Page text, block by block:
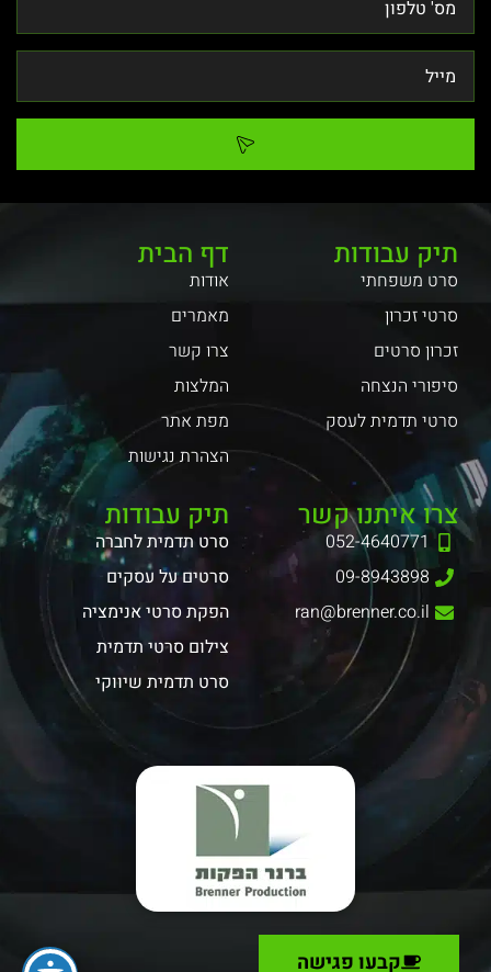
דף הבית
אודות
מאמרים
צרו קשר
המלצות
מפת אתר
הצהרת נגישות
תיק עבודות
סרט משפחתי
סרטי זכרון
זכרון סרטים
סיפורי הנצחה
סרטי תדמית לעסק
תיק עבודות
סרט תדמית לחברה
סרטים על עסקים
הפקת סרטי אנימציה
צילום סרטי תדמית
סרט תדמית שיווקי
צרו איתנו קשר
052-4640771
09-8943898
ran@brenner.co.il
קבעו פגישה